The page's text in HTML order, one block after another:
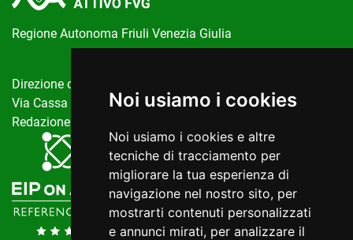
Noi usiamo i cookies
Noi usiamo i cookies e altre
tecniche di tracciamento per
migliorare la tua esperienza di
navigazione nel nostro sito, per
mostrarti contenuti personalizzati
e annunci mirati, per analizzare il
Regione Autonoma Friuli Venezia Giulia
Direzione centrale salute, politiche sociali e disabilità
Via Cassa di Risparmio, 10 Trieste
Redazione del portale: